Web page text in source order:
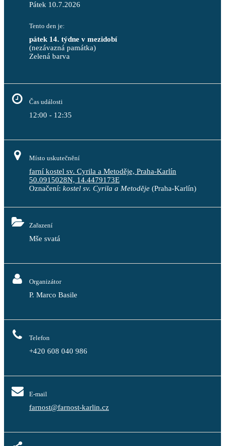
Pátek 10.7.2026
Tento den je:
pátek 14. týdne v mezidobí
(nezávazná památka)
Zelená barva
Čas události
12:00 - 12:35
Místo uskutečnění
farní kostel sv. Cyrila a Metoděje, Praha-Karlín
50.0915028N, 14.4479173E
Označení: kostel sv. Cyrila a Metoděje (Praha-Karlín)
Zařazení
Mše svatá
Organizátor
P. Marco Basile
Telefon
+420 608 040 986
E-mail
farnost@farnost-karlin.cz